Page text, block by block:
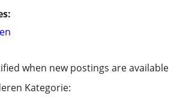
when new postings are available
Kategorie: